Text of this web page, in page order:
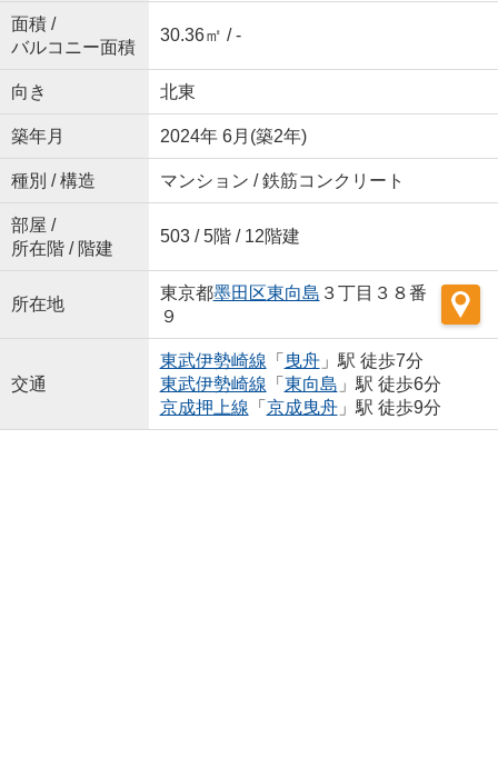
面積 /
バルコニー面積
30.36㎡ / -
向き 北東
築年月 2024年 6月(築2年)
種別 / 構造 マンション / 鉄筋コンクリート
部屋 /
所在階 / 階建
503 / 5階 / 12階建
所在地
東京都墨田区東向島 ３丁目３８番
９
交通
東武伊勢崎線 「 曳舟」駅 徒歩7分
東武伊勢崎線 「 東向島 」駅 徒歩6分
京成押上線 「 京成曳舟」駅 徒歩9分